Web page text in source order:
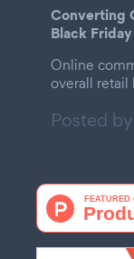
Converting
Black
Online
overall retail
Posted